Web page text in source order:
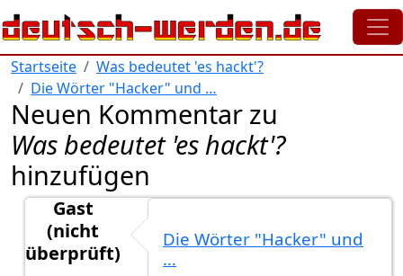
Direkt zum Inhalt
Startseite
Was bedeutet 'es hackt'?
Die Wörter "Hacker" und …
Neuen Kommentar zu
Was bedeutet 'es hackt'?
hinzufügen
Gast
(nicht
überprüft)
Die Wörter "Hacker" und
…